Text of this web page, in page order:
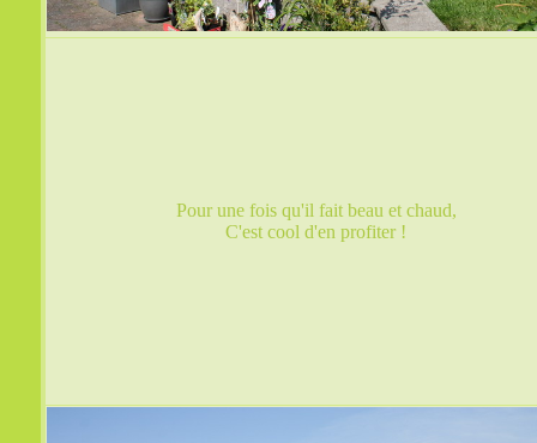
Pour une fois qu'il fait beau et chaud,
C'est cool d'en profiter !